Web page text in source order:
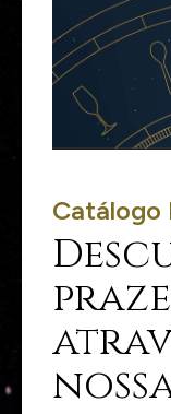
Catálogo